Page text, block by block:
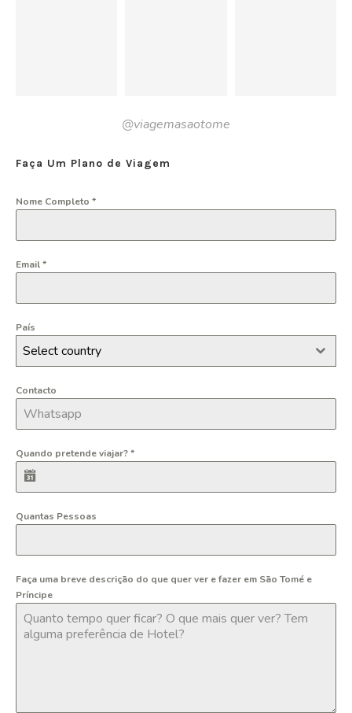
@viagemasaotome
Faça Um Plano de Viagem
Nome Completo *
Email*
País
Select country
Contacto
Quando pretende viajar?*
Quantas Pessoas
Faça uma breve descrição do que quer ver e fazer em São Tomé e
Príncipe